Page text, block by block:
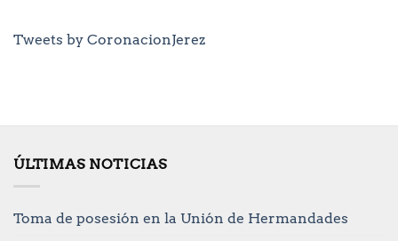
Tweets by CoronacionJerez
ÚLTIMAS NOTICIAS
Toma de posesión en la Unión de Hermandades